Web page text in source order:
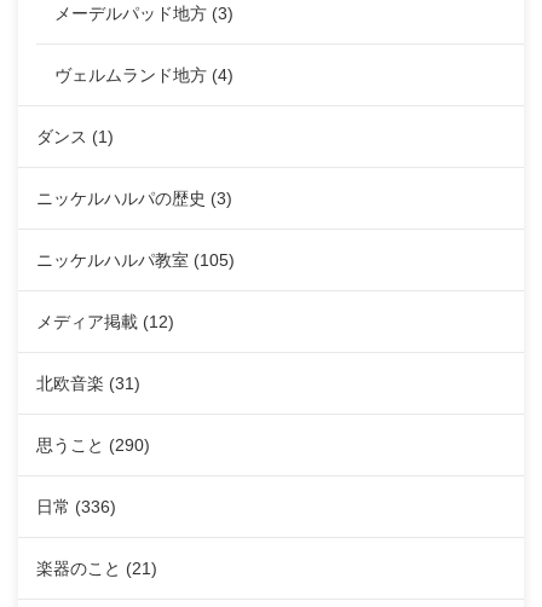
メーデルパッド地方 (3)
ヴェルムランド地方 (4)
ダンス (1)
ニッケルハルパの歴史 (3)
ニッケルハルパ教室 (105)
メディア掲載 (12)
北欧音楽 (31)
思うこと (290)
日常 (336)
楽器のこと (21)